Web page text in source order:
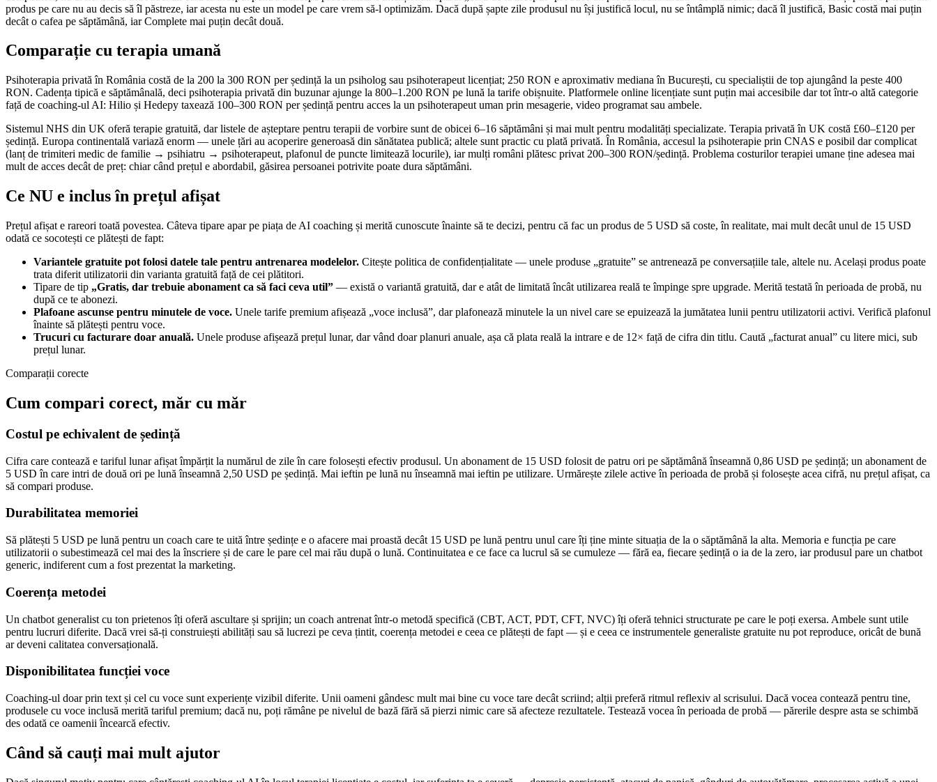
produs pe care nu au decis să îl păstreze, iar acesta nu este un model pe care vrem să-l optimizăm. Dacă după șapte zile produsul nu își justifică locul, nu se întâmplă nimic; dacă îl justifică, Basic costă mai puțin
decât o cafea pe săptămână, iar Complete mai puțin decât două.
Comparație cu terapia umană
Psihoterapia privată în România costă de la 200 la 300 RON per ședință la un psiholog sau psihoterapeut licențiat; 250 RON e aproximativ mediana în București, cu specialiștii de top ajungând la peste 400
RON. Cadența tipică e săptămânală, deci psihoterapia privată din buzunar ajunge la 800–1.200 RON pe lună la tarife obișnuite. Platformele online licențiate sunt puțin mai accesibile dar tot într-o altă categorie
față de coaching-ul AI: Hilio și Hedepy taxează 100–300 RON per ședință pentru acces la un psihoterapeut uman prin mesagerie, video programat sau ambele.
Sistemul NHS din UK oferă terapie gratuită, dar listele de așteptare pentru terapii de vorbire sunt de obicei 6–16 săptămâni și mai mult pentru modalități specializate. Terapia privată în UK costă £60–£120 per
ședință. Europa continentală variază enorm — unele țări au acoperire generoasă din sănătatea publică; altele sunt practic cu plată privată. În România, accesul la psihoterapie prin CNAS e posibil dar complicat
(lanț de trimiteri medic de familie → psihiatru → psihoterapeut, plafonul de puncte limitează locurile), iar mulți români plătesc privat 200–300 RON/ședință. Problema costurilor terapiei umane ține adesea mai
mult de acces decât de preț: chiar când prețul e abordabil, găsirea persoanei potrivite poate dura săptămâni.
Ce NU e inclus în prețul afișat
Prețul afișat e rareori toată povestea. Câteva tipare apar pe piața de AI coaching și merită cunoscute înainte să te decizi, pentru că fac un produs de 5 USD să coste, în realitate, mai mult decât unul de 15 USD
odată ce socotești ce plătești de fapt:
Variantele gratuite pot folosi datele tale pentru antrenarea modelelor. Citește politica de confidențialitate — unele produse „gratuite” se antrenează pe conversațiile tale, altele nu. Același produs poate
trata diferit utilizatorii din varianta gratuită față de cei plătitori.
Tipare de tip „Gratis, dar trebuie abonament ca să faci ceva util” — există o variantă gratuită, dar e atât de limitată încât utilizarea reală te împinge spre upgrade. Merită testată în perioada de probă, nu
după ce te abonezi.
Plafoane ascunse pentru minutele de voce. Unele tarife premium afișează „voce inclusă”, dar plafonează minutele la un nivel care se epuizează la jumătatea lunii pentru utilizatorii activi. Verifică plafonul
înainte să plătești pentru voce.
Trucuri cu facturare doar anuală. Unele produse afișează prețul lunar, dar vând doar planuri anuale, așa că plata reală la intrare e de 12× față de cifra din titlu. Caută „facturat anual” cu litere mici, sub
prețul lunar.
Comparații corecte
Cum compari corect, măr cu măr
Costul pe echivalent de ședință
Cifra care contează e tariful lunar afișat împărțit la numărul de zile în care folosești efectiv produsul. Un abonament de 15 USD folosit de patru ori pe săptămână înseamnă 0,86 USD pe ședință; un abonament de
5 USD în care intri de două ori pe lună înseamnă 2,50 USD pe ședință. Mai ieftin pe lună nu înseamnă mai ieftin pe utilizare. Urmărește zilele active în perioada de probă și folosește acea cifră, nu prețul afișat, ca
să compari produse.
Durabilitatea memoriei
Să plătești 5 USD pe lună pentru un coach care te uită între ședințe e o afacere mai proastă decât 15 USD pe lună pentru unul care îți ține minte situația de la o săptămână la alta. Memoria e funcția pe care
utilizatorii o subestimează cel mai des la înscriere și de care le pare cel mai rău după o lună. Continuitatea e ce face ca lucrul să se cumuleze — fără ea, fiecare ședință o ia de la zero, iar produsul pare un chatbot
generic, indiferent cum a fost prezentat la marketing.
Coerența metodei
Un chatbot generalist cu ton prietenos îți oferă ascultare și sprijin; un coach antrenat într-o metodă specifică (CBT, ACT, PDT, CFT, NVC) îți oferă tehnici structurate pe care le poți exersa. Ambele sunt utile
pentru lucruri diferite. Dacă vrei să-ți construiești abilități sau să lucrezi pe ceva țintit, coerența metodei e ceea ce plătești de fapt — și e ceea ce instrumentele generaliste gratuite nu pot reproduce, oricât de bună
ar deveni calitatea conversațională.
Disponibilitatea funcției voce
Coaching-ul doar prin text și cel cu voce sunt experiențe vizibil diferite. Unii oameni gândesc mult mai bine cu voce tare decât scriind; alții preferă ritmul reflexiv al scrisului. Dacă vocea contează pentru tine,
produsele cu voce inclusă merită tariful premium; dacă nu, poți rămâne pe nivelul de bază fără să pierzi nimic care să afecteze rezultatele. Testează vocea în perioada de probă — părerile despre asta se schimbă
des odată ce oamenii încearcă efectiv.
Când să cauți mai mult ajutor